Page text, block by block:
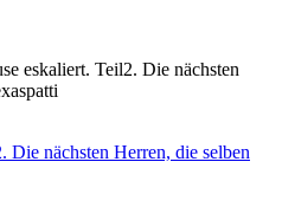
Die nächsten Herren, die selben